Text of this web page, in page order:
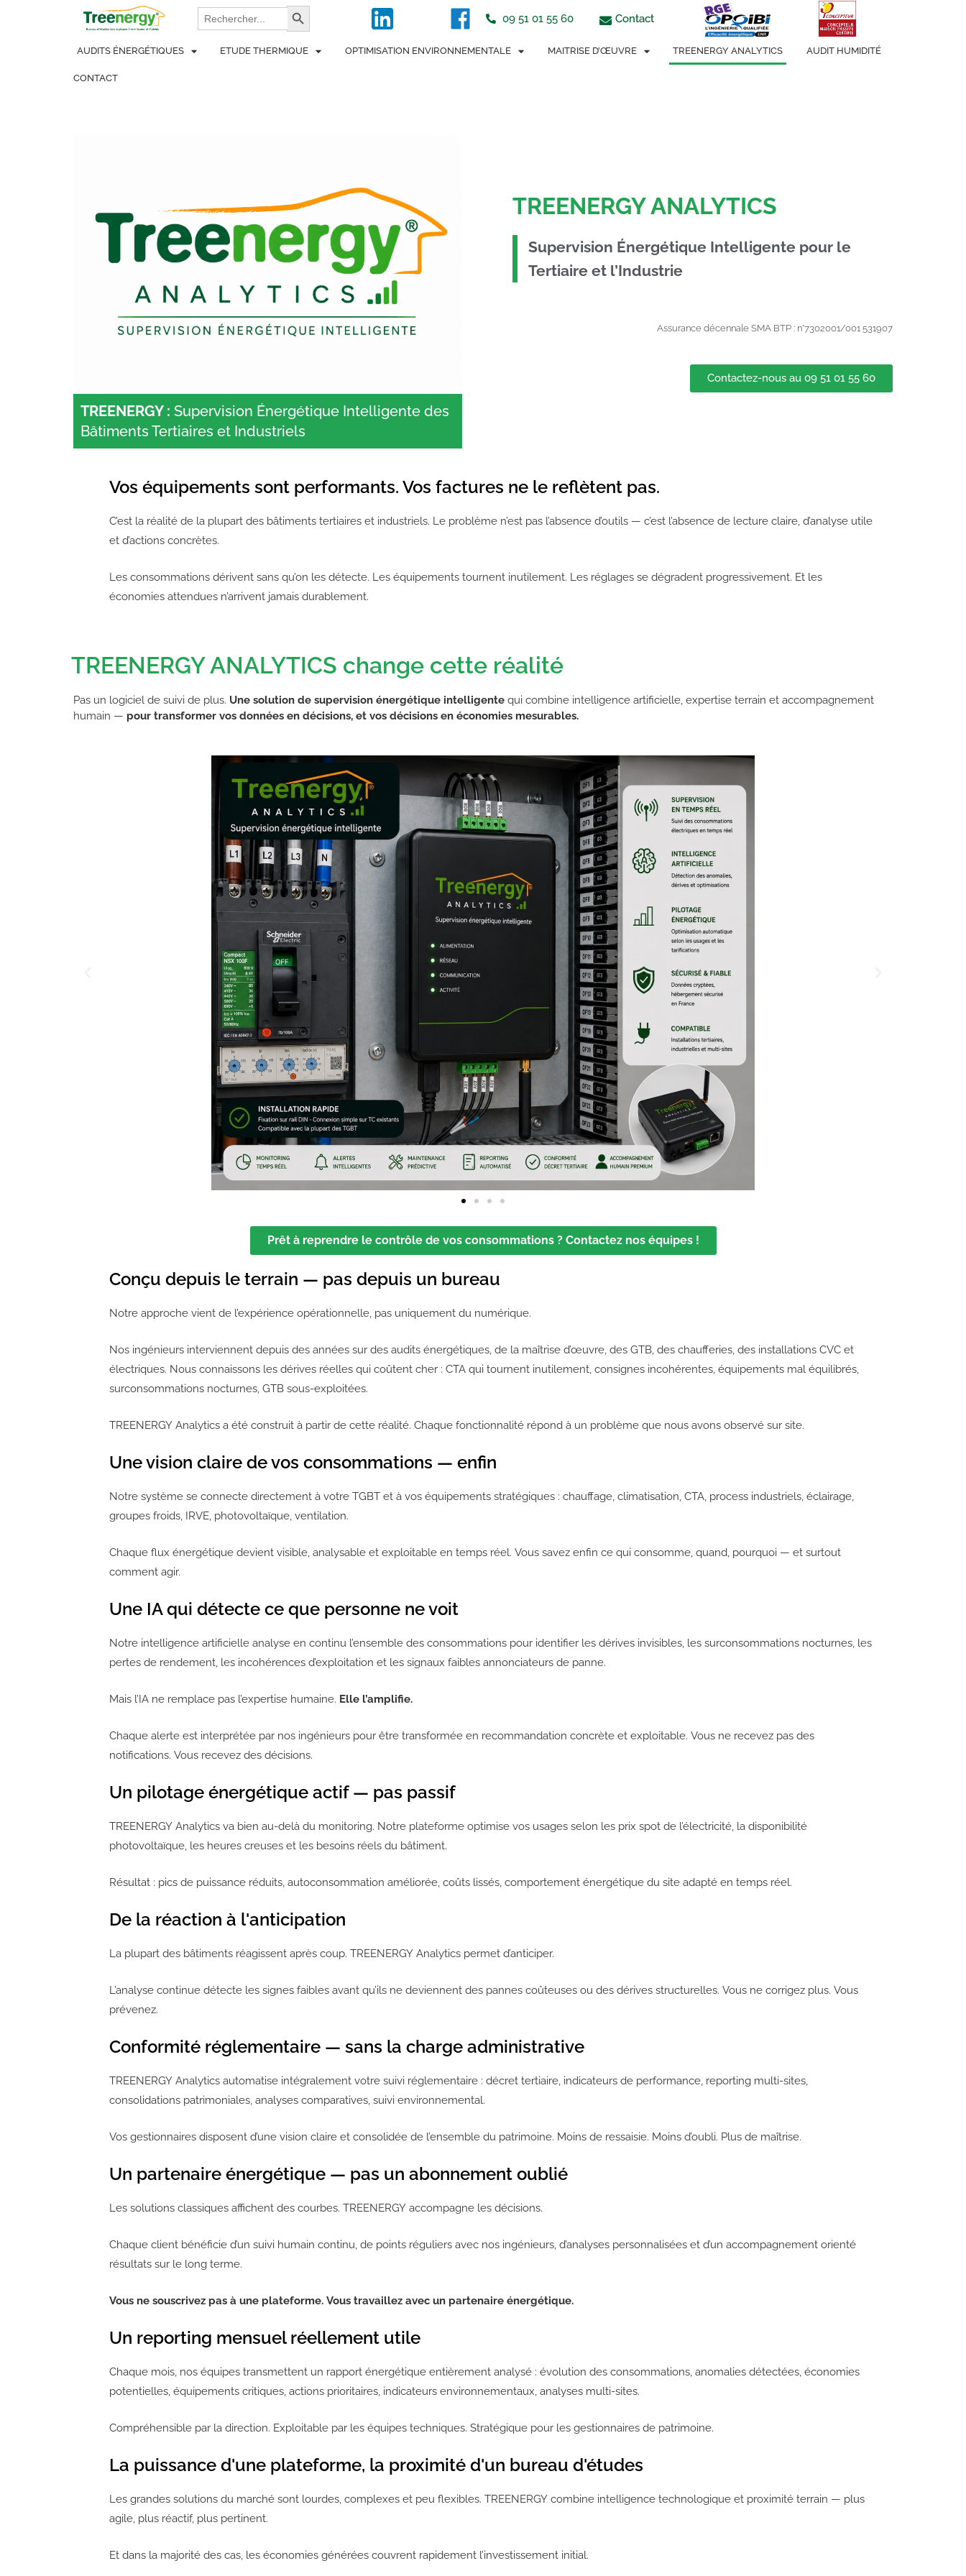
Search
for:
Search Button 09 51 01 55 60 Contact
AUDITS ÉNERGÉTIQUES ETUDE THERMIQUE OPTIMISATION ENVIRONNEMENTALE MAITRISE D’ŒUVRE TREENERGY ANALYTICS AUDIT HUMIDITÉ
CONTACT
TREENERGY : Supervision Énergétique Intelligente des
Bâtiments Tertiaires et Industriels
TREENERGY ANALYTICS
Supervision Énergétique Intelligente pour le
Tertiaire et l’Industrie
Assurance décennale SMA BTP : n°7302001/001 531907
Contactez-nous au 09 51 01 55 60
Vos équipements sont performants. Vos factures ne le reflètent pas.
C’est la réalité de la plupart des bâtiments tertiaires et industriels. Le problème n’est pas l’absence d’outils — c’est l’absence de lecture claire, d’analyse utile
et d’actions concrètes.
Les consommations dérivent sans qu’on les détecte. Les équipements tournent inutilement. Les réglages se dégradent progressivement. Et les
économies attendues n’arrivent jamais durablement.
TREENERGY ANALYTICS change cette réalité
Pas un logiciel de suivi de plus. Une solution de supervision énergétique intelligente qui combine intelligence artificielle, expertise terrain et accompagnement
humain — pour transformer vos données en décisions, et vos décisions en économies mesurables.
Prêt à reprendre le contrôle de vos consommations ? Contactez nos équipes !
Conçu depuis le terrain — pas depuis un bureau
Notre approche vient de l’expérience opérationnelle, pas uniquement du numérique.
Nos ingénieurs interviennent depuis des années sur des audits énergétiques, de la maîtrise d’œuvre, des GTB, des chaufferies, des installations CVC et
électriques. Nous connaissons les dérives réelles qui coûtent cher : CTA qui tournent inutilement, consignes incohérentes, équipements mal équilibrés,
surconsommations nocturnes, GTB sous-exploitées.
TREENERGY Analytics a été construit à partir de cette réalité. Chaque fonctionnalité répond à un problème que nous avons observé sur site.
Une vision claire de vos consommations — enfin
Notre système se connecte directement à votre TGBT et à vos équipements stratégiques : chauffage, climatisation, CTA, process industriels, éclairage,
groupes froids, IRVE, photovoltaïque, ventilation.
Chaque flux énergétique devient visible, analysable et exploitable en temps réel. Vous savez enfin ce qui consomme, quand, pourquoi — et surtout
comment agir.
Une IA qui détecte ce que personne ne voit
Notre intelligence artificielle analyse en continu l’ensemble des consommations pour identifier les dérives invisibles, les surconsommations nocturnes, les
pertes de rendement, les incohérences d’exploitation et les signaux faibles annonciateurs de panne.
Mais l’IA ne remplace pas l’expertise humaine. Elle l’amplifie.
Chaque alerte est interprétée par nos ingénieurs pour être transformée en recommandation concrète et exploitable. Vous ne recevez pas des
notifications. Vous recevez des décisions.
Un pilotage énergétique actif — pas passif
TREENERGY Analytics va bien au-delà du monitoring. Notre plateforme optimise vos usages selon les prix spot de l’électricité, la disponibilité
photovoltaïque, les heures creuses et les besoins réels du bâtiment.
Résultat : pics de puissance réduits, autoconsommation améliorée, coûts lissés, comportement énergétique du site adapté en temps réel.
De la réaction à l'anticipation
La plupart des bâtiments réagissent après coup. TREENERGY Analytics permet d’anticiper.
L’analyse continue détecte les signes faibles avant qu’ils ne deviennent des pannes coûteuses ou des dérives structurelles. Vous ne corrigez plus. Vous
prévenez.
Conformité réglementaire — sans la charge administrative
TREENERGY Analytics automatise intégralement votre suivi réglementaire : décret tertiaire, indicateurs de performance, reporting multi-sites,
consolidations patrimoniales, analyses comparatives, suivi environnemental.
Vos gestionnaires disposent d’une vision claire et consolidée de l’ensemble du patrimoine. Moins de ressaisie. Moins d’oubli. Plus de maîtrise.
Un partenaire énergétique — pas un abonnement oublié
Les solutions classiques affichent des courbes. TREENERGY accompagne les décisions.
Chaque client bénéficie d’un suivi humain continu, de points réguliers avec nos ingénieurs, d’analyses personnalisées et d’un accompagnement orienté
résultats sur le long terme.
Vous ne souscrivez pas à une plateforme. Vous travaillez avec un partenaire énergétique.
Un reporting mensuel réellement utile
Chaque mois, nos équipes transmettent un rapport énergétique entièrement analysé : évolution des consommations, anomalies détectées, économies
potentielles, équipements critiques, actions prioritaires, indicateurs environnementaux, analyses multi-sites.
Compréhensible par la direction. Exploitable par les équipes techniques. Stratégique pour les gestionnaires de patrimoine.
La puissance d'une plateforme, la proximité d'un bureau d'études
Les grandes solutions du marché sont lourdes, complexes et peu flexibles. TREENERGY combine intelligence technologique et proximité terrain — plus
agile, plus réactif, plus pertinent.
Et dans la majorité des cas, les économies générées couvrent rapidement l’investissement initial.